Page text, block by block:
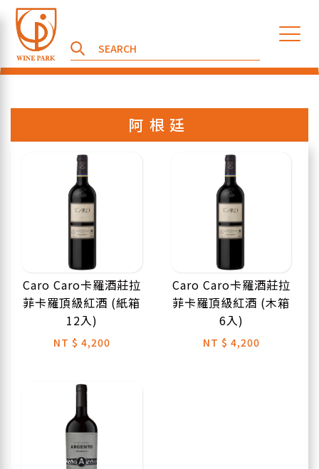
阿根廷
Caro Caro卡羅酒莊拉
菲卡羅頂級紅酒 (紙箱
12入)
NT $ 4,200
Caro Caro卡羅酒莊拉
菲卡羅頂級紅酒 (木箱
6入)
NT $ 4,200